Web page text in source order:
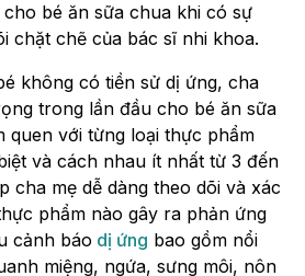
bé ăn sữa chua khi có sự
chặt chẽ của bác sĩ nhi khoa.
không có tiền sử dị ứng, cha
trong lần đầu cho bé ăn sữa
quen với từng loại thực phẩm
và cách nhau ít nhất từ 3 đến
cha mẹ dễ dàng theo dõi và xác
phẩm nào gây ra phản ứng
cảnh báo dị ứng bao gồm nổi
miệng, ngứa, sưng môi, nôn